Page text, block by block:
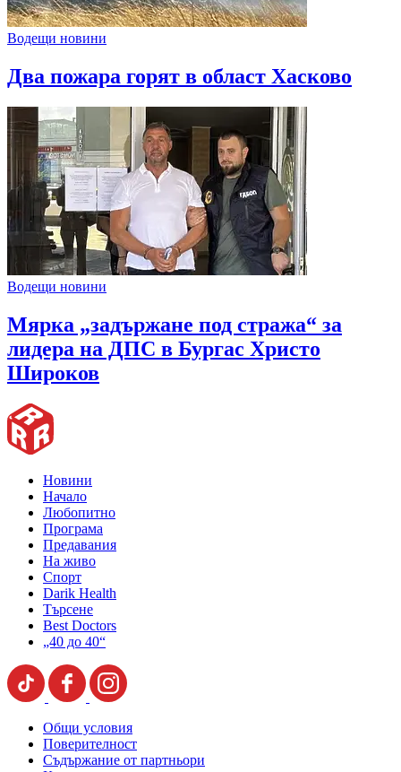
Водещи новини
Два пожара горят в област Хасково
Водещи новини
Мярка „задържане под стража“ за
лидера на ДПС в Бургас Христо
Широков
Новини
Начало
Любопитно
Програма
Предавания
На живо
Спорт
Darik Health
Търсене
Best Doctors
„40 до 40“
Общи условия
Поверителност
Съдържание от партньори